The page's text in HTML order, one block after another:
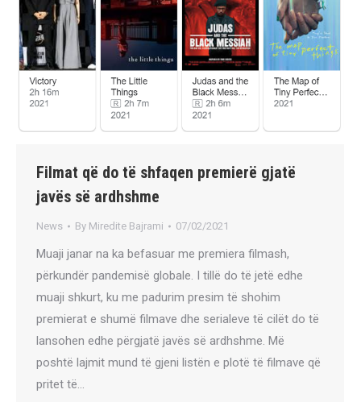
Filmat që do të shfaqen premierë gjatë
javës së ardhshme
News By Miredite Bajrami 07/02/2021
Muaji janar na ka befasuar me premiera filmash,
përkundër pandemisë globale. I tillë do të jetë edhe
muaji shkurt, ku me padurim presim të shohim
premierat e shumë filmave dhe serialeve të cilët do të
lansohen edhe përgjatë javës së ardhshme. Më
poshtë lajmit mund të gjeni listën e plotë të filmave që
pritet të…